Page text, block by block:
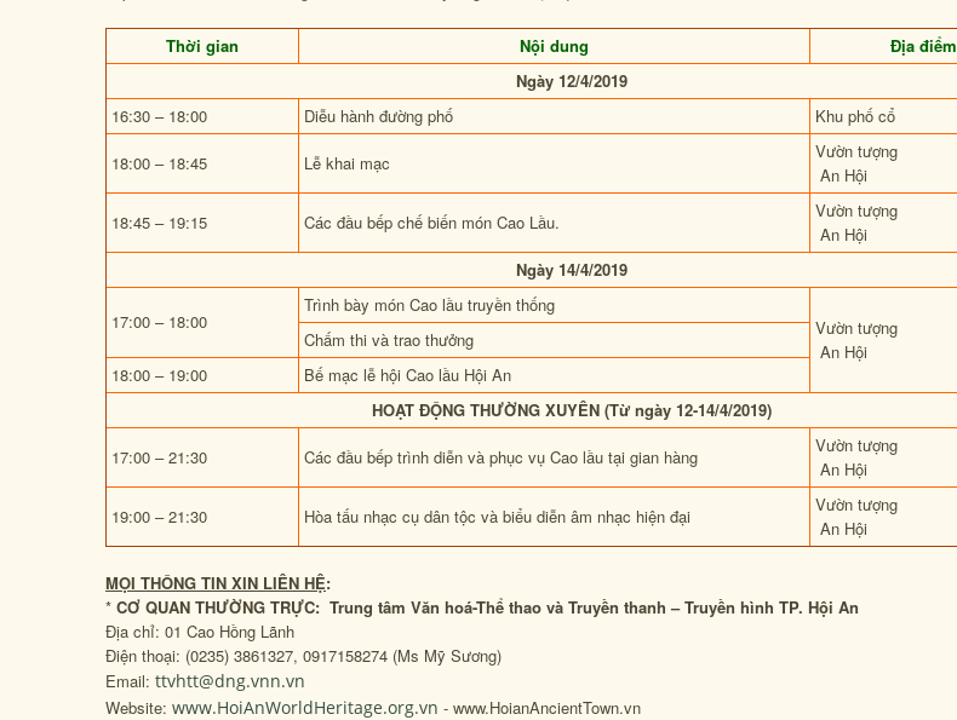
Thời gian Nội dung
Địa điểm
Ngày 12/4/2019
16:30 – 18:00
Diễu hành đường phố Khu phố cổ
18:00 – 18:45 Lễ khai mạc
Vườn tượng
An Hội
18:45 – 19:15 Các đầu bếp chế biến món Cao Lầu.
Vườn tượng
An Hội
Ngày 14/4/2019
17:00 – 18:00
Trình bày món Cao lầu truyền thống
Vườn tượng
An Hội
Chấm thi và trao thưởng
18:00 – 19:00
Bế mạc lễ hội Cao lầu Hội An
HOẠT ĐỘNG THƯỜNG XUYÊN (Từ ngày 12-14/4/2019)
17:00 – 21:30 Các đầu bếp trình diễn và phục vụ Cao lầu tại gian hàng
Vườn tượng
An Hội
19:00 – 21:30 Hòa tấu nhạc cụ dân tộc và biểu diễn âm nhạc hiện đại
Vườn tượng
An Hội
MỌI THÔNG TIN XIN LIÊN HỆ:
* CƠ QUAN THƯỜNG TRỰC: Trung tâm Văn hoá-Thể thao và Truyền thanh – Truyền hình TP. Hội An
Địa chỉ: 01 Cao Hồng Lãnh
Điện thoại: (0235) 3861327, 0917158274 (Ms Mỹ Sương)
Email: ttvhtt@dng.vnn.vn
Website: www.HoiAnWorldHeritage.org.vn - www.HoianAncientTown.vn